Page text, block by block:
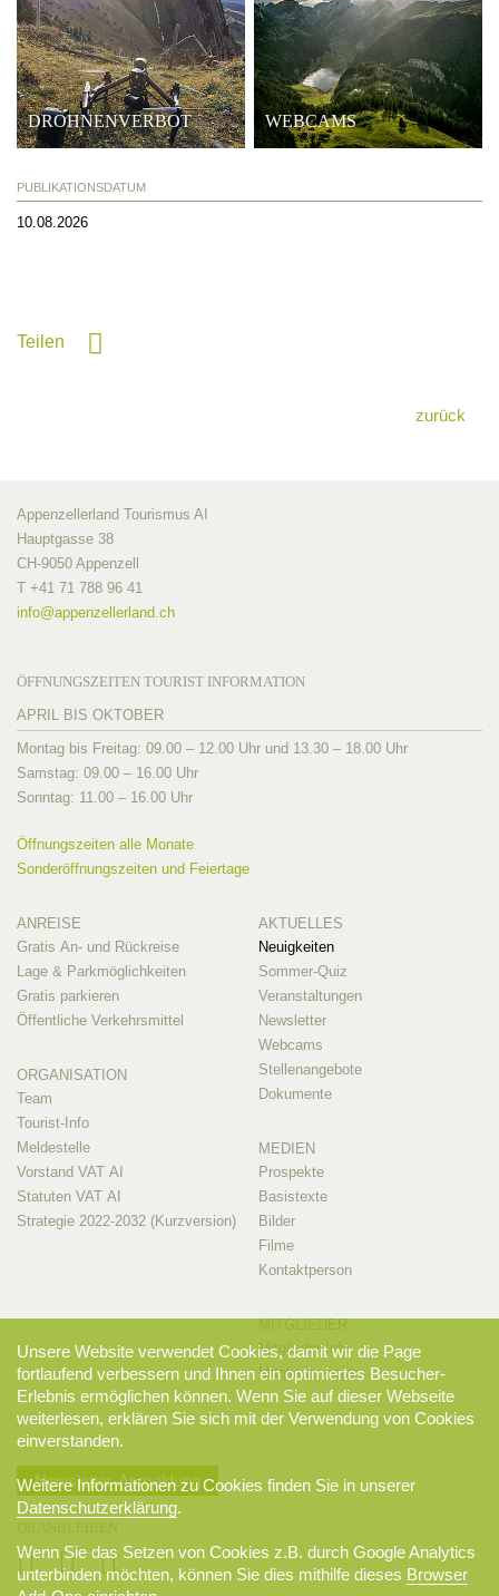
DROHNENVERBOT WEBCAMS
PUBLIKATIONSDATUM
10.08.2026
Teilen
zurück
Appenzellerland Tourismus AI
Hauptgasse 38
CH-9050 Appenzell
T +41 71 788 96 41
info@appenzellerland.ch
ÖFFNUNGSZEITEN TOURIST INFORMATION
APRIL BIS OKTOBER
Montag bis Freitag: 09.00 – 12.00 Uhr und 13.30 – 18.00 Uhr
Samstag: 09.00 – 16.00 Uhr
Sonntag: 11.00 – 16.00 Uhr
Öffnungszeiten alle Monate
Sonderöffnungszeiten und Feiertage
ANREISE
Gratis An- und Rückreise
Lage & Parkmöglichkeiten
Gratis parkieren
Öffentliche Verkehrsmittel
ORGANISATION
Team
Tourist-Info
Meldestelle
Vorstand VAT AI
Statuten VAT AI
Strategie 2022-2032 (Kurzversion)
AKTUELLES
Neuigkeiten
Sommer-Quiz
Veranstaltungen
Newsletter
Webcams
Stellenangebote
Dokumente
MEDIEN
Prospekte
Basistexte
Bilder
Filme
Kontaktperson
MITGLIEDER
Mitglieder-Info
Mitglieder-Login
Newsletter-Anmeldung
Unsere Website verwendet Cookies, damit wir die Page
fortlaufend verbessern und Ihnen ein optimiertes Besucher-
Erlebnis ermöglichen können. Wenn Sie auf dieser Webseite
weiterlesen, erklären Sie sich mit der Verwendung von Cookies
einverstanden.
Weitere Informationen zu Cookies finden Sie in unserer
Datenschutzerklärung.
Wenn Sie das Setzen von Cookies z.B. durch Google Analytics
unterbinden möchten, können Sie dies mithilfe dieses Browser